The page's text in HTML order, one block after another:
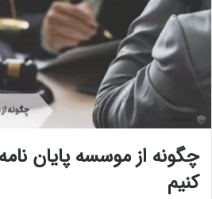
چگونه از موسسه پایان
کنیم